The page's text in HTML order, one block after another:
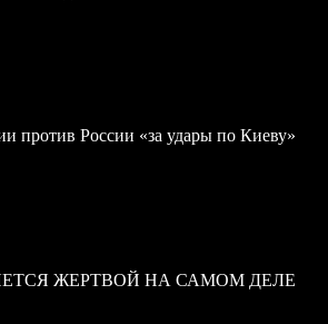
против России «за удары по Киеву»
ЖЕРТВОЙ НА САМОМ ДЕЛЕ